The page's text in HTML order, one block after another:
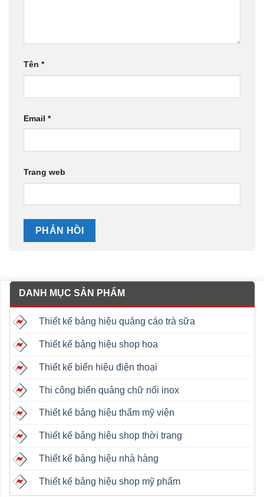
Tên *
Email *
Trang web
DANH MỤC SẢN PHẨM
Thiết kế bảng hiệu quảng cáo trà sữa
Thiết kế bảng hiệu shop hoa
Thiết kế biển hiệu điện thoại
Thi công biển quảng chữ nổi inox
Thiết kế bảng hiệu thẩm mỹ viện
Thiết kế bảng hiệu shop thời trang
Thiết kế bảng hiệu nhà hàng
Thiết kế bảng hiệu shop mỹ phẩm